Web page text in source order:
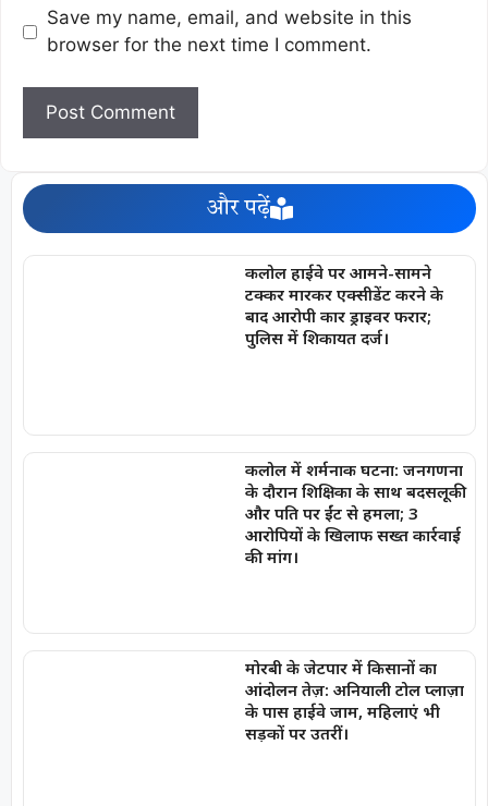
Save my name, email, and website in this
browser for the next time I comment.
और पढ़ें
कलोल हाईवे पर आमने-सामने
टक्कर मारकर एक्सीडेंट करने के
बाद आरोपी कार ड्राइवर फरार;
पुलिस में शिकायत दर्ज।
कलोल में शर्मनाक घटना: जनगणना
के दौरान शिक्षिका के साथ बदसलूकी
और पति पर ईंट से हमला; 3
आरोपियों के खिलाफ सख्त कार्रवाई
की मांग।
मोरबी के जेटपार में किसानों का
आंदोलन तेज़: अनियाली टोल प्लाज़ा
के पास हाईवे जाम, महिलाएं भी
सड़कों पर उतरीं।